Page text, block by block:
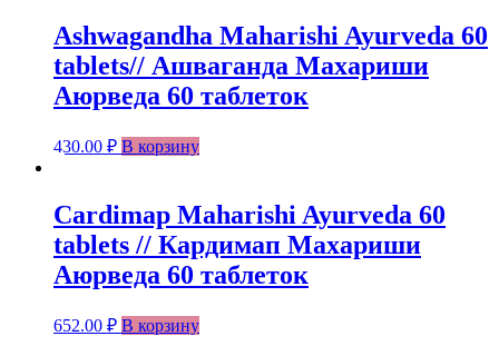
Ashwagandha Maharishi Ayurvedа 60
tablets// Ашваганда Махариши
Аюрведа 60 таблеток
430.00 ₽ В корзину
Cardimap Maharishi Ayurvedа 60
tablets // Кардимап Махариши
Аюрведа 60 таблеток
652.00 ₽ В корзину